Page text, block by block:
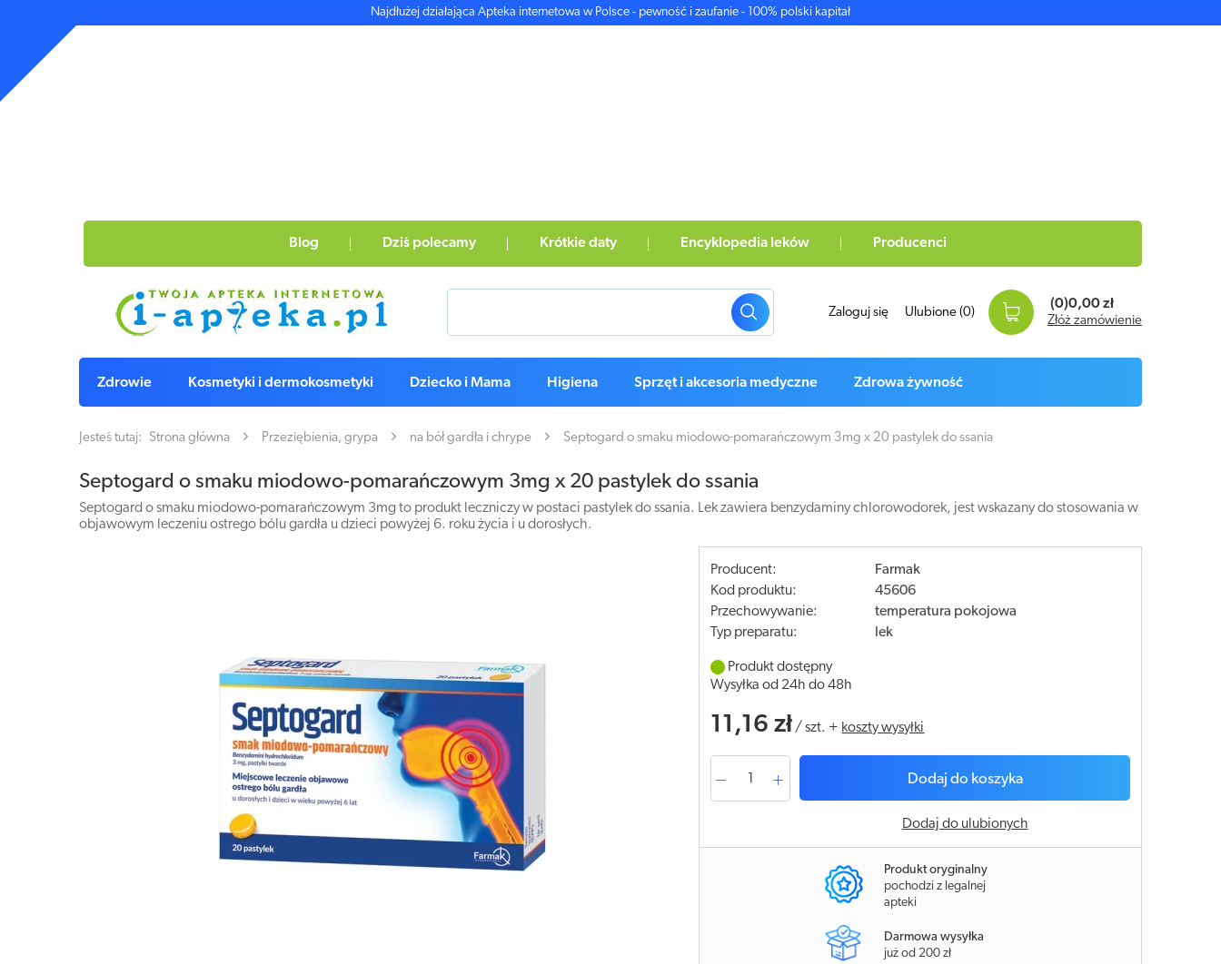
Najdłużej działająca Apteka internetowa w Polsce - pewność i zaufanie - 100% polski kapitał
Blog Dziś polecamy Krótkie daty Encyklopedia leków Producenci
Zaloguj się Ulubione (0)
(0)0,00 zł
Złóż zamówienie
Zdrowie Kosmetyki i dermokosmetyki Dziecko i Mama Higiena Sprzęt i akcesoria medyczne Zdrowa żywność
Jesteś tutaj: Strona główna Przeziębienia, grypa na bół gardła i chrype Septogard o smaku miodowo-pomarańczowym 3mg x 20 pastylek do ssania
Septogard o smaku miodowo-pomarańczowym 3mg x 20 pastylek do ssania
Septogard o smaku miodowo-pomarańczowym 3mg to produkt leczniczy w postaci pastylek do ssania. Lek zawiera benzydaminy chlorowodorek, jest wskazany do stosowania w
objawowym leczeniu ostrego bólu gardła u dzieci powyżej 6. roku życia i u dorosłych.
Producent:
Farmak
Kod produktu:
45606
Przechowywanie:
temperatura pokojowa
Typ preparatu:
lek
Produkt dostępny
Wysyłka od 24h do 48h
11,16 zł /szt. + koszty wysyłki
Dodaj do koszyka
Dodaj do ulubionych
Produkt oryginalny
pochodzi z legalnej
apteki
Darmowa wysyłka
już od 200 zł